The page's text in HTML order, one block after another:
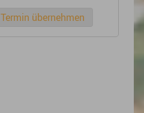
Termin übernehmen